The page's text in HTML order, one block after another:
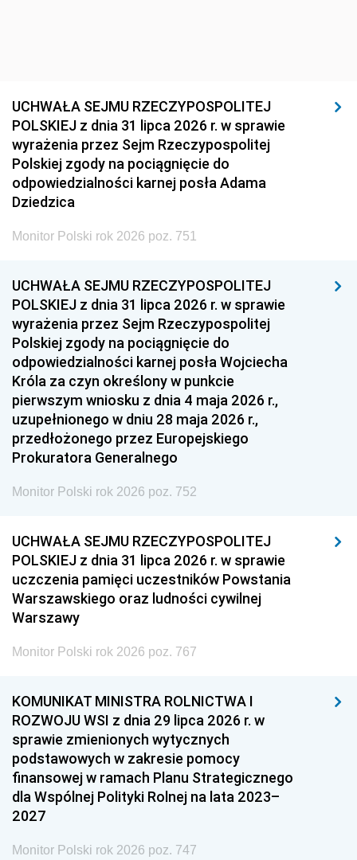
UCHWAŁA SEJMU RZECZYPOSPOLITEJ
POLSKIEJ z dnia 31 lipca 2026 r. w sprawie
wyrażenia przez Sejm Rzeczypospolitej
Polskiej zgody na pociągnięcie do
odpowiedzialności karnej posła Adama
Dziedzica
Monitor Polski rok 2026 poz. 751
UCHWAŁA SEJMU RZECZYPOSPOLITEJ
POLSKIEJ z dnia 31 lipca 2026 r. w sprawie
wyrażenia przez Sejm Rzeczypospolitej
Polskiej zgody na pociągnięcie do
odpowiedzialności karnej posła Wojciecha
Króla za czyn określony w punkcie
pierwszym wniosku z dnia 4 maja 2026 r.,
uzupełnionego w dniu 28 maja 2026 r.,
przedłożonego przez Europejskiego
Prokuratora Generalnego
Monitor Polski rok 2026 poz. 752
UCHWAŁA SEJMU RZECZYPOSPOLITEJ
POLSKIEJ z dnia 31 lipca 2026 r. w sprawie
uczczenia pamięci uczestników Powstania
Warszawskiego oraz ludności cywilnej
Warszawy
Monitor Polski rok 2026 poz. 767
KOMUNIKAT MINISTRA ROLNICTWA I
ROZWOJU WSI z dnia 29 lipca 2026 r. w
sprawie zmienionych wytycznych
podstawowych w zakresie pomocy
finansowej w ramach Planu Strategicznego
dla Wspólnej Polityki Rolnej na lata 2023–
2027
Monitor Polski rok 2026 poz. 747